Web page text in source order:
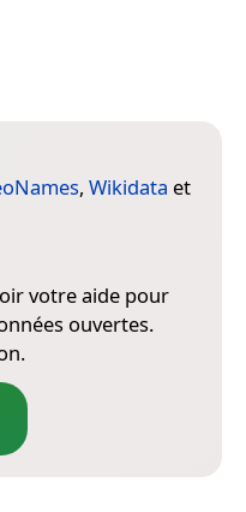
, Wikidata et
votre aide pour
ouvertes.